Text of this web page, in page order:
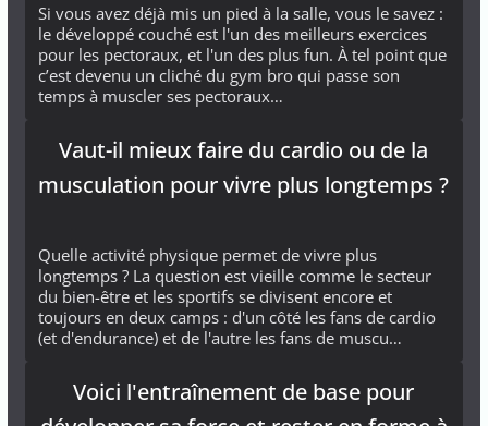
Si vous avez déjà mis un pied à la salle, vous le savez :
le développé couché est l'un des meilleurs exercices
pour les pectoraux, et l'un des plus fun. À tel point que
c’est devenu un cliché du gym bro qui passe son
temps à muscler ses pectoraux…
Vaut-il mieux faire du cardio ou de la
musculation pour vivre plus longtemps ?
Quelle activité physique permet de vivre plus
longtemps ? La question est vieille comme le secteur
du bien-être et les sportifs se divisent encore et
toujours en deux camps : d'un côté les fans de cardio
(et d'endurance) et de l'autre les fans de muscu…
Voici l'entraînement de base pour